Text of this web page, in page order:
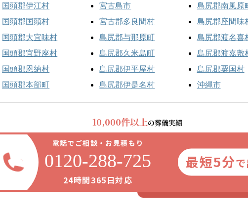
国頭郡伊江村
国頭郡国頭村
国頭郡大宜味村
国頭郡宜野座村
国頭郡恩納村
国頭郡本部町
宮古島市
宮古郡多良間村
島尻郡与那原町
島尻郡久米島町
島尻郡伊平屋村
島尻郡伊是名村
島尻郡南風原
島尻郡座間味
島尻郡渡名喜
島尻郡渡嘉敷
島尻郡粟国村
沖縄市
10,000件以上の葬儀実績
電話でご相談・お見積もり
0120-288-725
24時間365日対応
最短5分